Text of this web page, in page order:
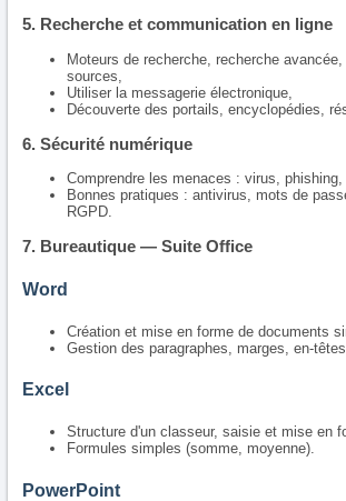
5. Recherche et communication en ligne
Moteurs de recherche, recherche
sources,
Utiliser la messagerie électronique,
Découverte des portails, encyclopédies,
6. Sécurité numérique
Comprendre les menaces : virus, phishing,
Bonnes pratiques : antivirus, mots de
RGPD.
7. Bureautique — Suite Office
Word
Création et mise en forme de documents
Gestion des paragraphes, marges, en-
Excel
Structure d'un classeur, saisie et mise en
Formules simples (somme, moyenne).
PowerPoint